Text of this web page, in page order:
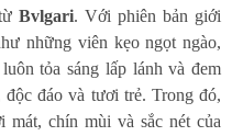
Bvlgari. Với phiên bản giới
những viên kẹo ngọt ngào,
tỏa sáng lấp lánh và đem
đáo và tươi trẻ. Trong đó,
mát, chín mùi và sắc nét của